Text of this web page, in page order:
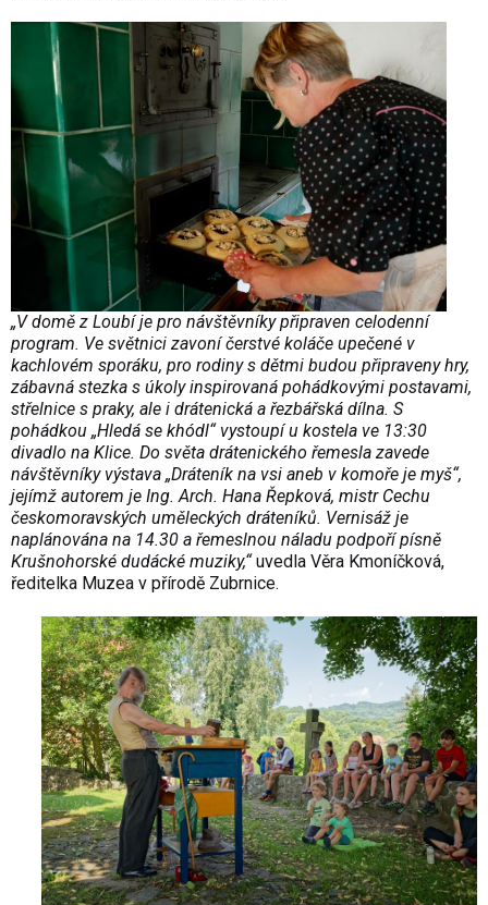
„V domě z Loubí je pro návštěvníky připraven celodenní
program. Ve světnici zavoní čerstvé koláče upečené v
kachlovém sporáku, pro rodiny s dětmi budou připraveny hry,
zábavná stezka s úkoly inspirovaná pohádkovými postavami,
střelnice s praky, ale i drátenická a řezbářská dílna. S
pohádkou „Hledá se khódl“ vystoupí u kostela ve 13:30
divadlo na Klice. Do světa drátenického řemesla zavede
návštěvníky výstava „Dráteník na vsi aneb v komoře je myš“,
jejímž autorem je Ing. Arch. Hana Řepková, mistr Cechu
českomoravských uměleckých dráteníků. Vernisáž je
naplánována na 14.30 a řemeslnou náladu podpoří písně
Krušnohorské dudácké muziky,“ uvedla Věra Kmoníčková,
ředitelka Muzea v přírodě Zubrnice.